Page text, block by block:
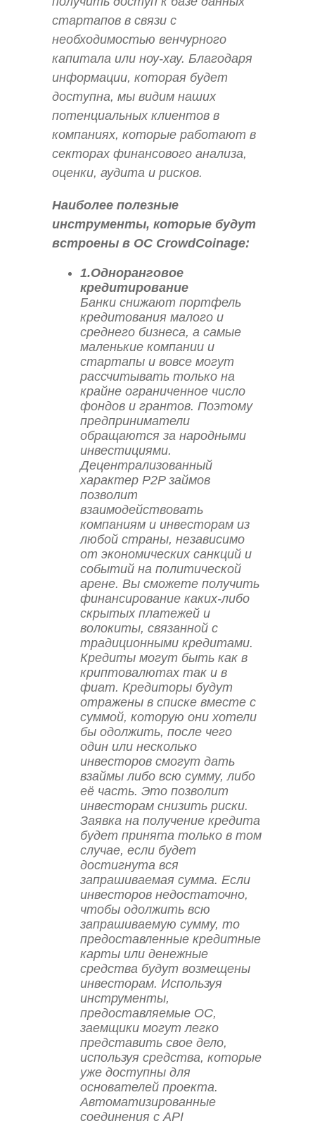
стартапов в связи с
необходимостью венчурного
капитала или ноу-хау. Благодаря
информации, которая будет
доступна, мы видим наших
потенциальных клиентов в
компаниях, которые работают в
секторах финансового анализа,
оценки, аудита и рисков.
Наиболее полезные
инструменты, которые будут
встроены в ОС CrowdCoinage:
1.Одноранговое
кредитирование
Банки снижают портфель
кредитования малого и
среднего бизнеса, а самые
маленькие компании и
стартапы и вовсе могут
рассчитывать только на
крайне ограниченное число
фондов и грантов. Поэтому
предприниматели
обращаются за народными
инвестициями.
Децентрализованный
характер P2P займов
позволит
взаимодействовать
компаниям и инвесторам из
любой страны, независимо
от экономических санкций и
событий на политической
арене. Вы сможете получить
финансирование каких-либо
скрытых платежей и
волокиты, связанной с
традиционными кредитами.
Кредиты могут быть как в
криптовалютах так и в
фиат. Кредиторы будут
отражены в списке вместе с
суммой, которую они хотели
бы одолжить, после чего
один или несколько
инвесторов смогут дать
взаймы либо всю сумму, либо
её часть. Это позволит
инвесторам снизить риски.
Заявка на получение кредита
будет принята только в том
случае, если будет
достигнута вся
запрашиваемая сумма. Если
инвесторов недостаточно,
чтобы одолжить всю
запрашиваемую сумму, то
предоставленные кредитные
карты или денежные
средства будут возмещены
инвесторам. Используя
инструменты,
предоставляемые ОС,
заемщики могут легко
представить свое дело,
используя средства, которые
уже доступны для
основателей проекта.
Автоматизированные
соединения с API